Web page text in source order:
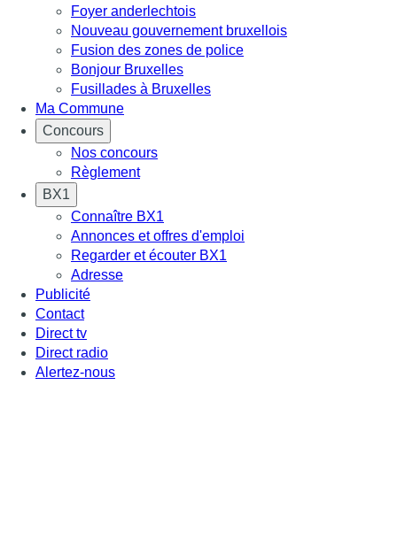
Foyer anderlechtois
Nouveau gouvernement bruxellois
Fusion des zones de police
Bonjour Bruxelles
Fusillades à Bruxelles
Ma Commune
Concours
Nos concours
Règlement
BX1
Connaître BX1
Annonces et offres d'emploi
Regarder et écouter BX1
Adresse
Publicité
Contact
Direct tv
Direct radio
Alertez-nous